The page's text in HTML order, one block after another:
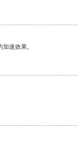
速效果。